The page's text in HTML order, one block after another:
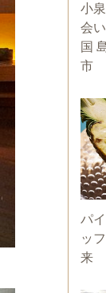
小
会
国
市
パ
ッ
来